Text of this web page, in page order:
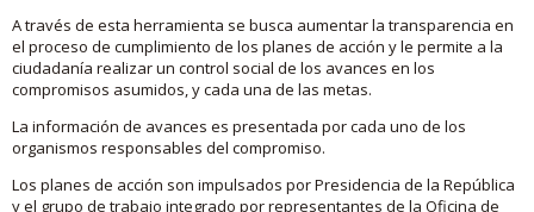
A través de esta herramienta se busca aumentar la transparencia en
el proceso de cumplimiento de los planes de acción y le permite a la
ciudadanía realizar un control social de los avances en los
compromisos asumidos, y cada una de las metas.
La información de avances es presentada por cada uno de los
organismos responsables del compromiso.
Los planes de acción son impulsados por Presidencia de la República
y el grupo de trabajo integrado por representantes de la Oficina de